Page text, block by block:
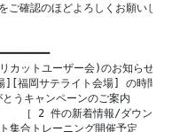
ご確認のほどよろしくお願いします
カットユーザー会)のお知らせ
][福岡サテライト会場] の時間変更
うキャンペーンのご案内
［ 2 件の新着情報/ダウンロード
集合トレーニング開催予定